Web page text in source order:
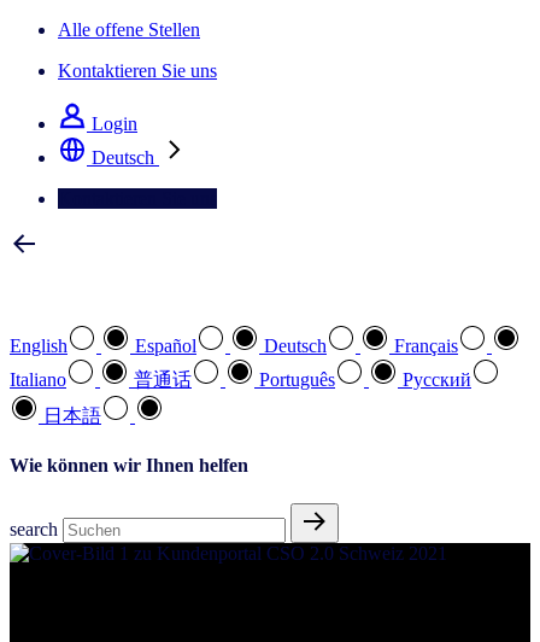
Alle offene Stellen
Kontaktieren Sie uns
Login
Deutsch
English Español Deutsch
Français
Italiano
普通话 Português
Pусский
日本語
Wie können wir Ihnen helfen
search